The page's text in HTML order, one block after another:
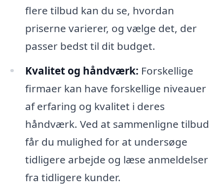
flere tilbud kan du se, hvordan
priserne varierer, og vælge det, der
passer bedst til dit budget.
Kvalitet og håndværk: Forskellige
firmaer kan have forskellige niveauer
af erfaring og kvalitet i deres
håndværk. Ved at sammenligne tilbud
får du mulighed for at undersøge
tidligere arbejde og læse anmeldelser
fra tidligere kunder.